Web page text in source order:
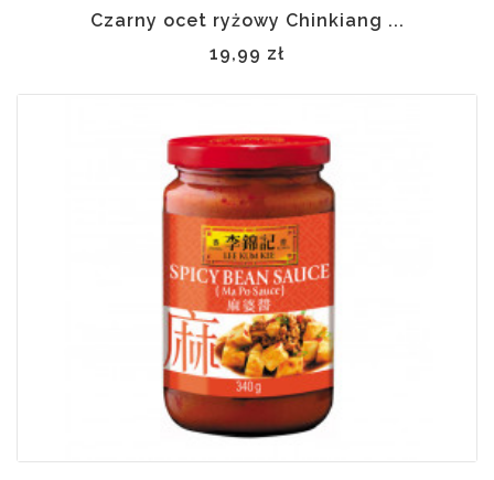
Czarny ocet ryżowy Chinkiang ...
19,99 zł